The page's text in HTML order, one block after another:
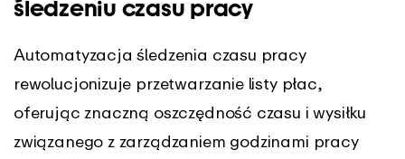
śledzeniu czasu pracy
Automatyzacja śledzenia czasu pracy
rewolucjonizuje przetwarzanie listy płac,
oferując znaczną oszczędność czasu i wysiłku
związanego z zarządzaniem godzinami pracy